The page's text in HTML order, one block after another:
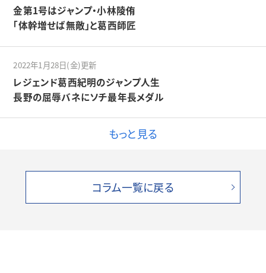
金第1号はジャンプ・小林陵侑
「体幹増せば無敵」と葛西師匠
2022年1月28日(金)更新
レジェンド葛西紀明のジャンプ人生
長野の屈辱バネにソチ最年長メダル
もっと見る
コラム一覧に戻る